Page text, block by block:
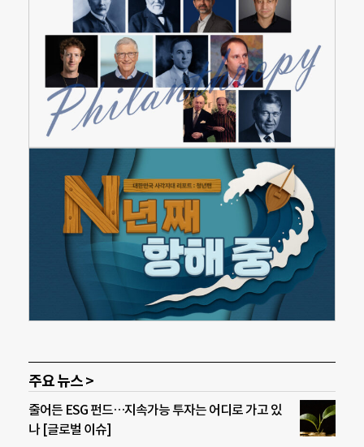
주요 뉴스 >
줄어든 ESG 펀드…지속가능 투자는 어디로 가고 있
나 [글로벌 이슈]